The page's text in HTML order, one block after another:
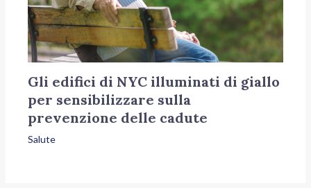
Gli edifici di NYC illuminati di giallo
per sensibilizzare sulla
prevenzione delle cadute
Salute